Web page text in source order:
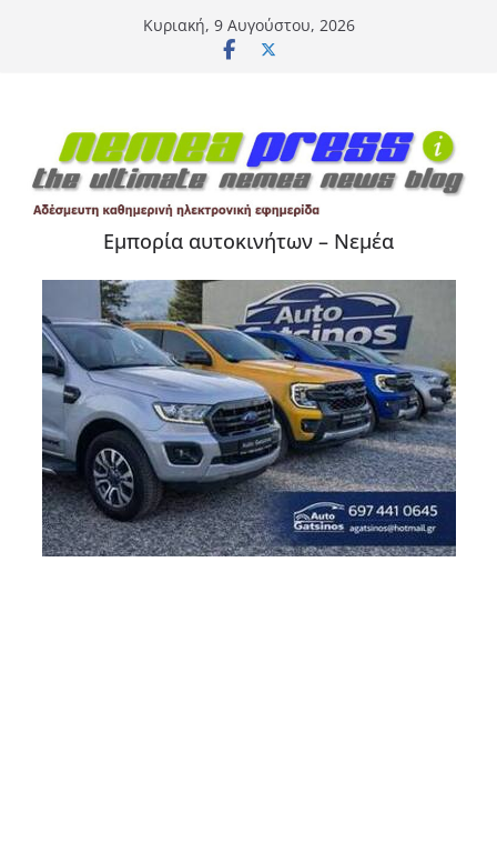
Κυριακή, 9 Αυγούστου, 2026
Εμπορία αυτοκινήτων – Νεμέα